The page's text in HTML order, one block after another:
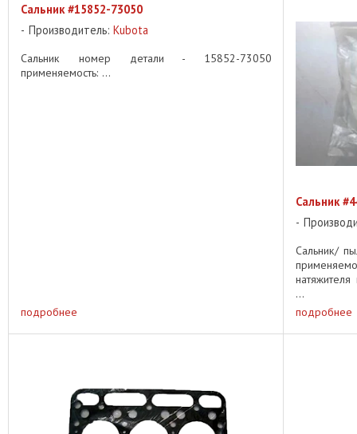
Сальник #15852-73050
Производитель: Kubota
Сальник номер детали - 15852-73050
применяемость: ...
подробнее
Сальник
Сальник/
натяжителя
...
подробнее